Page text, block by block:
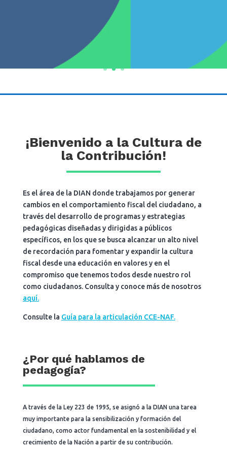
¡Bienvenido a la Cultura de
la Contribución!
Es el área de la DIAN donde trabajamos por generar
cambios en el comportamiento fiscal del ciudadano, a
través del desarrollo de programas y estrategias
pedagógicas diseñadas y dirigidas a públicos
específicos, en los que se busca alcanzar un alto nivel
de recordación para fomentar y expandir la cultura
fiscal desde una educación en valores y en el
compromiso que tenemos todos desde nuestro rol
como ciudadanos. Consulta y conoce más de nosotros
aquí.
Consulte la Guía para la articulación CCE-NAF.
¿Por qué hablamos de
pedagogía?
A través de la Ley 223 de 1995, se asignó a la DIAN una tarea
muy importante para la sensibilización y formación del
ciudadano, como actor fundamental en la sostenibilidad y el
crecimiento de la Nación a partir de su contribución.